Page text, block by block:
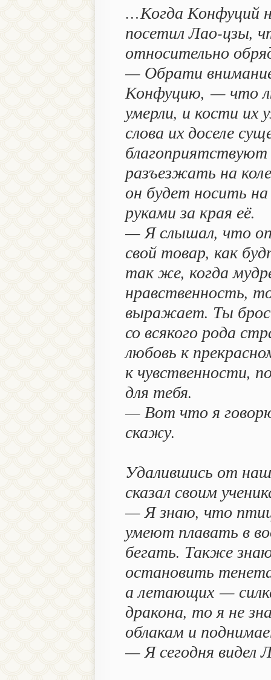
…Когда Конфуций
посетил Лао-цзы,
относительно
— Обрати
Конфуцию, — что
умерли, и кости их
слова их доселе
разъезжать на
он будет носить
руками за края её.
— Я слышал, что
свой товар, как
так же, когда
нравственность,
выражает. Ты
со всякого рода
любовь к
к чувственности,
для тебя.
— Вот что я
скажу.
Удалившись от
сказал своим
— Я знаю, что
умеют плавать в
бегать. Также
остановить
а летающих —
дракона, то я не
облакам и
— Я сегодня видел